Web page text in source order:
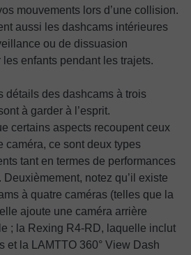
mouvements lors d’une collision.
aussi les dashcams intérieures
ou de dissuasion
enfants pendant les trajets.
détails des dashcams à trois
à garder à l’esprit.
certains aspects recoupent ceux
caméra, ce sont deux types
tant en termes de performances
notez qu’il existe
à quatre caméras (telles que la
ajoute une caméra arrière
; la Rexing R4-RD, laquelle inclut
et la LAMTTO 360° View Dash